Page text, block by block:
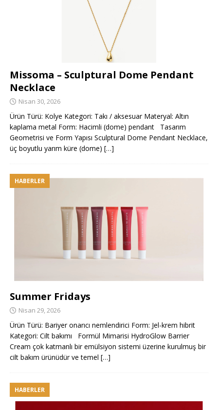
Missoma – Sculptural Dome Pendant
Necklace
Nisan 30, 2026
Ürün Türü: Kolye Kategori: Takı / aksesuar Materyal: Altın
kaplama metal Form: Hacimli (dome) pendant Tasarım
Geometrisi ve Form Yapısı Sculptural Dome Pendant Necklace,
üç boyutlu yarım küre (dome) […]
HABERLER
Summer Fridays
Nisan 29, 2026
Ürün Türü: Bariyer onarıcı nemlendirici Form: Jel-krem hibrit
Kategori: Cilt bakımı Formül Mimarisi HydroGlow Barrier
Cream çok katmanlı bir emülsiyon sistemi üzerine kurulmuş bir
cilt bakım ürünüdür ve temel […]
HABERLER